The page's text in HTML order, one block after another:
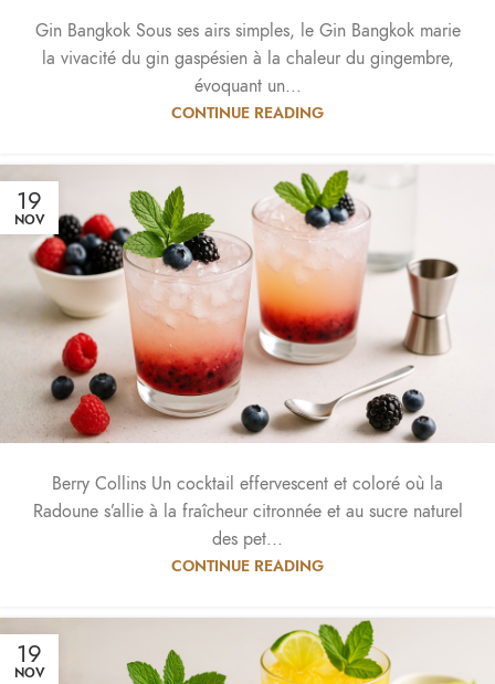
Gin Bangkok Sous ses airs simples, le Gin Bangkok marie
la vivacité du gin gaspésien à la chaleur du gingembre,
évoquant un...
CONTINUE READING
19
NOV
Berry Collins Un cocktail effervescent et coloré où la
Radoune s’allie à la fraîcheur citronnée et au sucre naturel
des pet...
CONTINUE READING
19
NOV